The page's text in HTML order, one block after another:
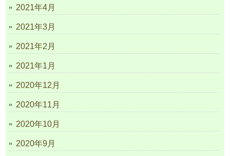
2021年4月
2021年3月
2021年2月
2021年1月
2020年12月
2020年11月
2020年10月
2020年9月